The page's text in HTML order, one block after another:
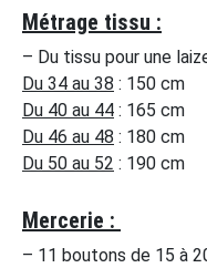
Métrage tissu :
– Du tissu pour une
Du 34 au 38 : 150 cm
Du 40 au 44 : 165 cm
Du 46 au 48 : 180 cm
Du 50 au 52 : 190 cm
Mercerie :
– 11 boutons de 15 à